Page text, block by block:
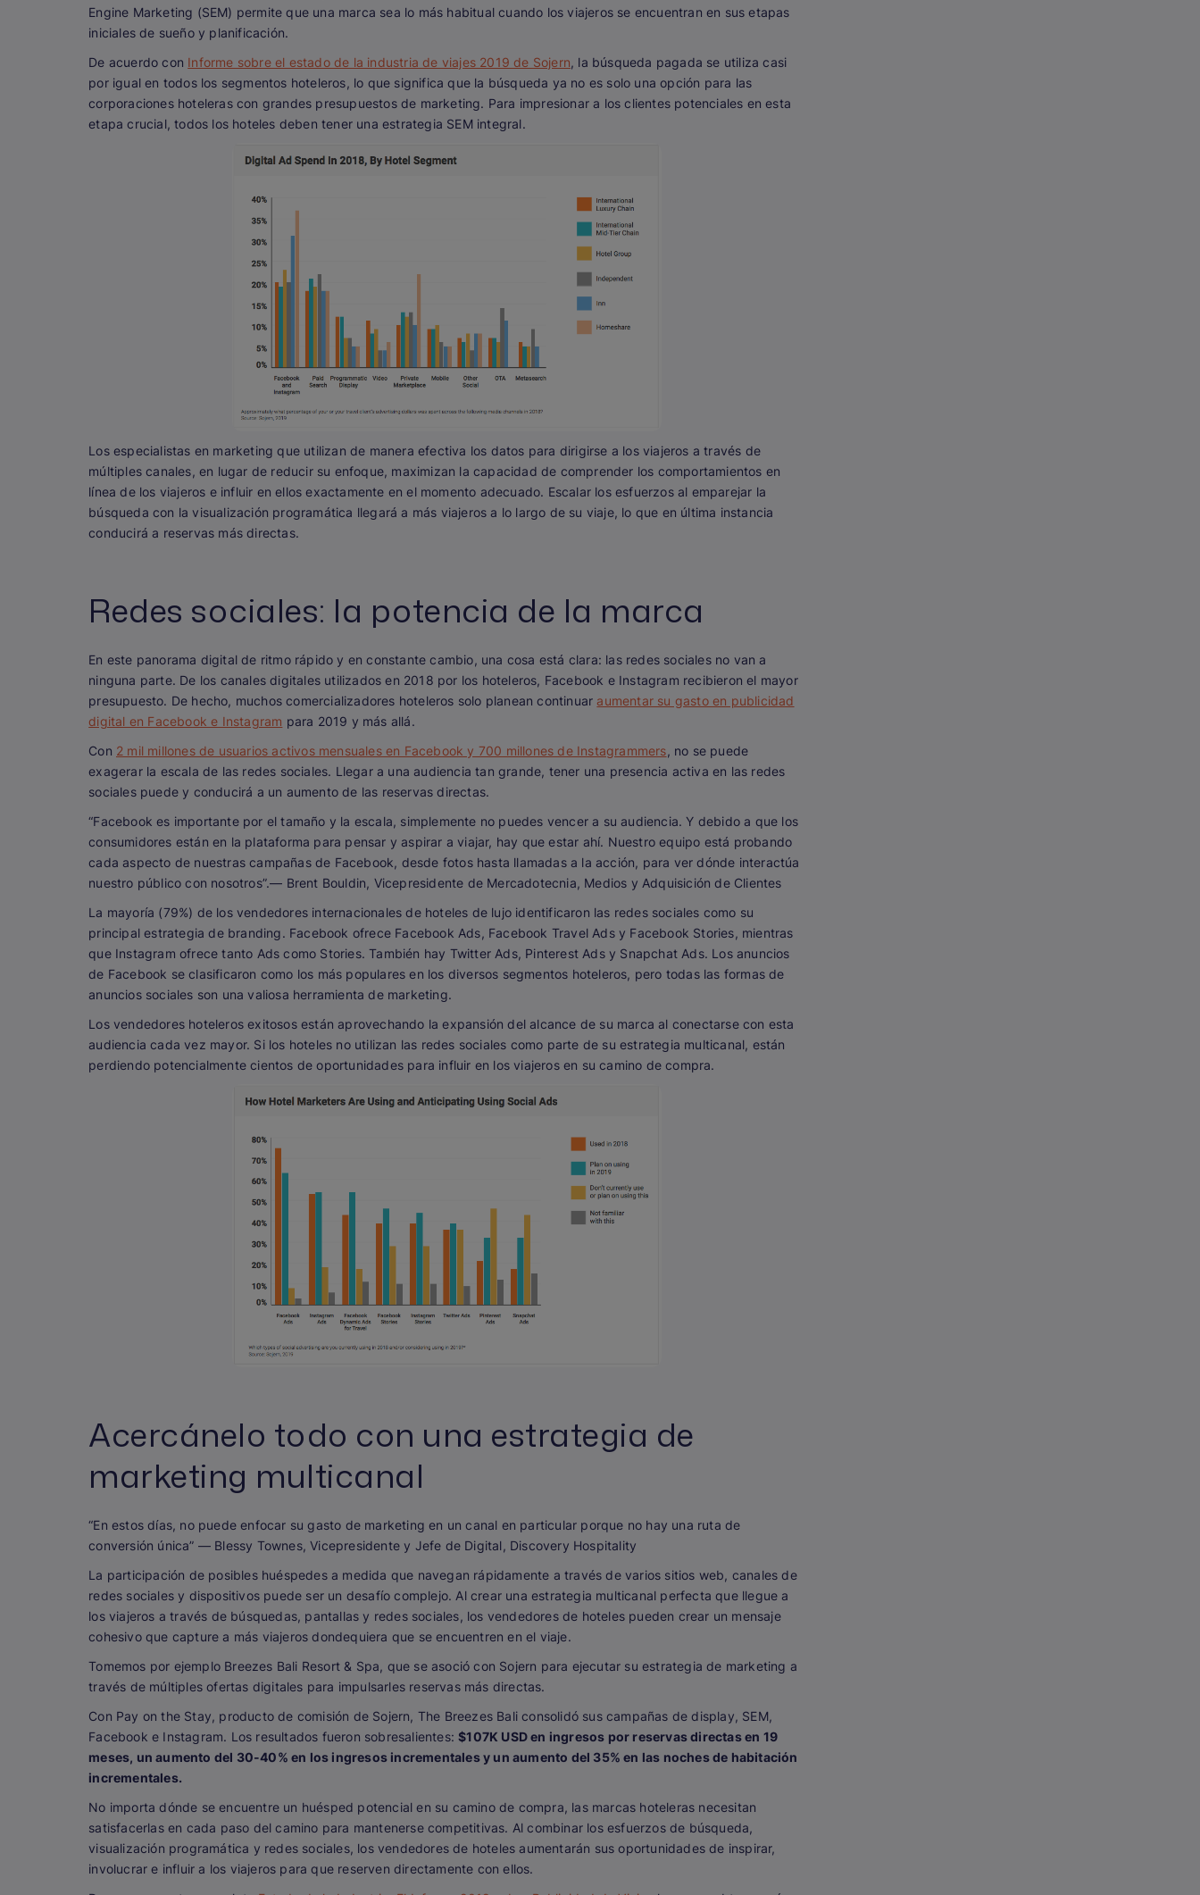
Engine Marketing (SEM) permite que una marca sea lo más habitual cuando los viajeros se encuentran en sus etapas
iniciales de sueño y planificación.
De acuerdo con Informe sobre el estado de la industria de viajes 2019 de Sojern, la búsqueda pagada se utiliza casi
por igual en todos los segmentos hoteleros, lo que significa que la búsqueda ya no es solo una opción para las
corporaciones hoteleras con grandes presupuestos de marketing. Para impresionar a los clientes potenciales en esta
etapa crucial, todos los hoteles deben tener una estrategia SEM integral.
Los especialistas en marketing que utilizan de manera efectiva los datos para dirigirse a los viajeros a través de
múltiples canales, en lugar de reducir su enfoque, maximizan la capacidad de comprender los comportamientos en
línea de los viajeros e influir en ellos exactamente en el momento adecuado. Escalar los esfuerzos al emparejar la
búsqueda con la visualización programática llegará a más viajeros a lo largo de su viaje, lo que en última instancia
conducirá a reservas más directas.
Redes sociales: la potencia de la marca
En este panorama digital de ritmo rápido y en constante cambio, una cosa está clara: las redes sociales no van a
ninguna parte. De los canales digitales utilizados en 2018 por los hoteleros, Facebook e Instagram recibieron el mayor
presupuesto. De hecho, muchos comercializadores hoteleros solo planean continuar aumentar su gasto en publicidad
digital en Facebook e Instagram para 2019 y más allá.
Con 2 mil millones de usuarios activos mensuales en Facebook y 700 millones de Instagrammers, no se puede
exagerar la escala de las redes sociales. Llegar a una audiencia tan grande, tener una presencia activa en las redes
sociales puede y conducirá a un aumento de las reservas directas.
“Facebook es importante por el tamaño y la escala, simplemente no puedes vencer a su audiencia. Y debido a que los
consumidores están en la plataforma para pensar y aspirar a viajar, hay que estar ahí. Nuestro equipo está probando
cada aspecto de nuestras campañas de Facebook, desde fotos hasta llamadas a la acción, para ver dónde interactúa
nuestro público con nosotros”.— Brent Bouldin, Vicepresidente de Mercadotecnia, Medios y Adquisición de Clientes
La mayoría (79%) de los vendedores internacionales de hoteles de lujo identificaron las redes sociales como su
principal estrategia de branding. Facebook ofrece Facebook Ads, Facebook Travel Ads y Facebook Stories, mientras
que Instagram ofrece tanto Ads como Stories. También hay Twitter Ads, Pinterest Ads y Snapchat Ads. Los anuncios
de Facebook se clasificaron como los más populares en los diversos segmentos hoteleros, pero todas las formas de
anuncios sociales son una valiosa herramienta de marketing.
Los vendedores hoteleros exitosos están aprovechando la expansión del alcance de su marca al conectarse con esta
audiencia cada vez mayor. Si los hoteles no utilizan las redes sociales como parte de su estrategia multicanal, están
perdiendo potencialmente cientos de oportunidades para influir en los viajeros en su camino de compra.
Acercánelo todo con una estrategia de
marketing multicanal
“En estos días, no puede enfocar su gasto de marketing en un canal en particular porque no hay una ruta de
conversión única” — Blessy Townes, Vicepresidente y Jefe de Digital, Discovery Hospitality
La participación de posibles huéspedes a medida que navegan rápidamente a través de varios sitios web, canales de
redes sociales y dispositivos puede ser un desafío complejo. Al crear una estrategia multicanal perfecta que llegue a
los viajeros a través de búsquedas, pantallas y redes sociales, los vendedores de hoteles pueden crear un mensaje
cohesivo que capture a más viajeros dondequiera que se encuentren en el viaje.
Tomemos por ejemplo Breezes Bali Resort & Spa, que se asoció con Sojern para ejecutar su estrategia de marketing a
través de múltiples ofertas digitales para impulsarles reservas más directas.
Con Pay on the Stay, producto de comisión de Sojern, The Breezes Bali consolidó sus campañas de display, SEM,
Facebook e Instagram. Los resultados fueron sobresalientes:$107K USD en ingresos por reservas directas en 19
meses, un aumento del 30-40% en los ingresos incrementales y un aumento del 35% en las noches de habitación
incrementales.
No importa dónde se encuentre un huésped potencial en su camino de compra, las marcas hoteleras necesitan
satisfacerlas en cada paso del camino para mantenerse competitivas. Al combinar los esfuerzos de búsqueda,
visualización programática y redes sociales, los vendedores de hoteles aumentarán sus oportunidades de inspirar,
involucrar e influir a los viajeros para que reserven directamente con ellos.